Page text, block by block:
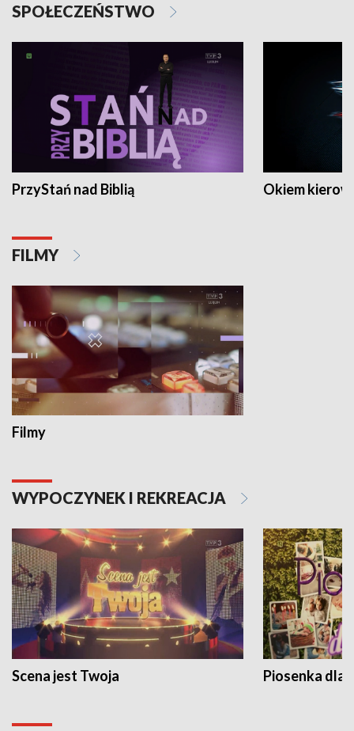
SPOŁECZEŃSTWO
PrzyStań nad Biblią Okiem
FILMY
Filmy
WYPOCZYNEK I REKREACJA
Scena jest Twoja Piosenka dla